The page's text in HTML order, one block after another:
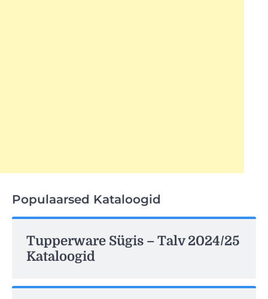
Populaarsed Kataloogid
Tupperware Sügis – Talv 2024/25
Kataloogid